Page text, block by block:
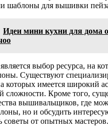
шаблоны для вышивки
Идеи мини кухни для дома
выбор ресурса, на
Существуют
которых имеется широкий
сложности. Кроме того,
вышивальщиков, где
но и обсудить
советы от опытных мастеров.